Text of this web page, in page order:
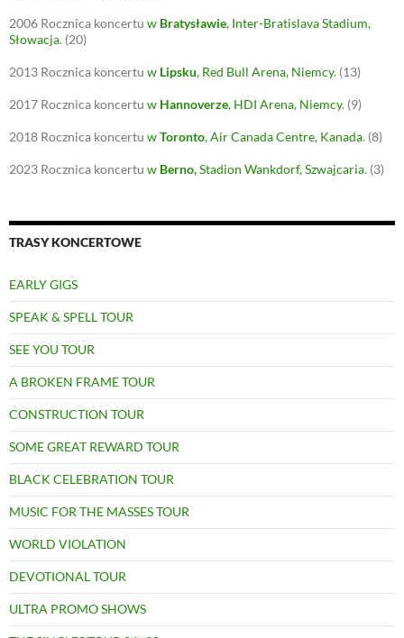
2006 Rocznica koncertu w Bratysławie, Inter-Bratislava Stadium,
Słowacja. (20)
2013 Rocznica koncertu w Lipsku, Red Bull Arena, Niemcy. (13)
2017 Rocznica koncertu w Hannoverze, HDI Arena, Niemcy. (9)
2018 Rocznica koncertu wToronto, Air Canada Centre, Kanada. (8)
2023 Rocznica koncertu w Berno,Stadion Wankdorf, Szwajcaria. (3)
TRASY KONCERTOWE
EARLY GIGS
SPEAK & SPELL TOUR
SEE YOU TOUR
A BROKEN FRAME TOUR
CONSTRUCTION TOUR
SOME GREAT REWARD TOUR
BLACK CELEBRATION TOUR
MUSIC FOR THE MASSES TOUR
WORLD VIOLATION
DEVOTIONAL TOUR
ULTRA PROMO SHOWS